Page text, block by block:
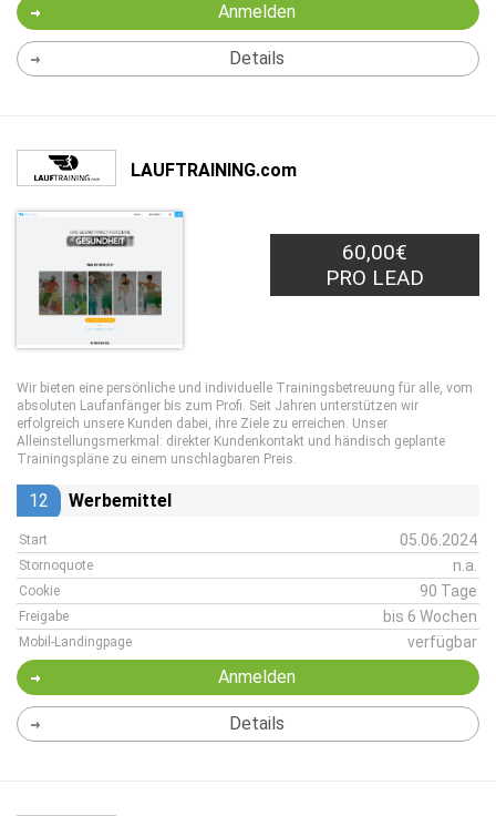
Anmelden
Details
LAUFTRAINING.com
60,00€
PRO LEAD
Wir bieten eine persönliche und individuelle Trainingsbetreuung für alle, vom
absoluten Laufanfänger bis zum Profi. Seit Jahren unterstützen wir
erfolgreich unsere Kunden dabei, ihre Ziele zu erreichen. Unser
Alleinstellungsmerkmal: direkter Kundenkontakt und händisch geplante
Trainingspläne zu einem unschlagbaren Preis.
12 Werbemittel
Start 05.06.2024
Stornoquote n.a.
Cookie 90 Tage
Freigabe bis 6 Wochen
Mobil-Landingpage verfügbar
Anmelden
Details